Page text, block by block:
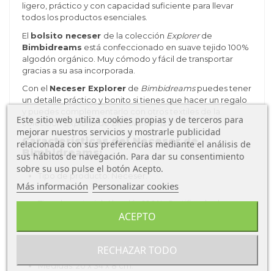
ligero, práctico y con capacidad suficiente para llevar
todos los productos esenciales.
El bolsito neceser de la colección Explorerde
Bimbidreams está confeccionado en suave tejido 100%
algodón orgánico. Muy cómodo y fácil de transportar
gracias a su asa incorporada.
Con el Neceser Explorerde Bimbidreamspuedes tener
un detalle práctico y bonito si tienes que hacer un regalo
colecciónExplorerdeBimbidreams.
Características del Neceserde
Bimbidreams:
Tipo de producto: Neceser.
Tipo de material: Algodón 100%. Certificado de
calidad Oeko-tex® Standar 100 (libre de sustancias
Dreams.
Medidas:20 x 34 x 8 cm.
Este sitio web utiliza cookies propias y de terceros para
mejorar nuestros servicios y mostrarle publicidad
relacionada con sus preferencias mediante el análisis de
sus hábitos de navegación. Para dar su consentimiento
sobre su uso pulse el botón Acepto.
Más información Personalizar cookies
RECHAZAR TODO
ACEPTO